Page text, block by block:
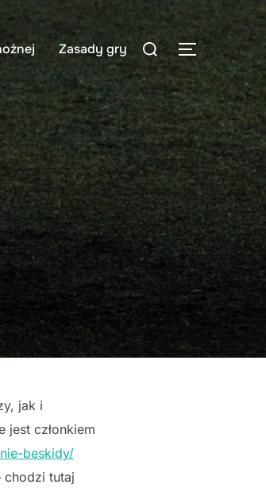
Zasady gry
Search
for:
TOGGLE
jak i
jest członkiem
beskidy/
chodzi tutaj